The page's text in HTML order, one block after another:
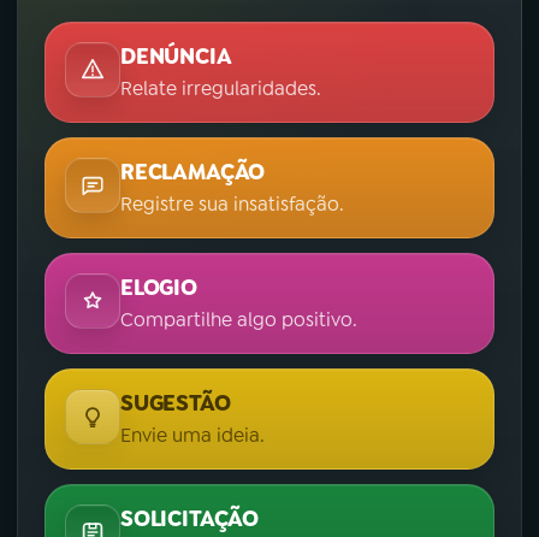
DENÚNCIA
Relate irregularidades.
RECLAMAÇÃO
Registre sua insatisfação.
ELOGIO
Compartilhe algo positivo.
SUGESTÃO
Envie uma ideia.
SOLICITAÇÃO